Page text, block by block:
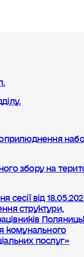
збору на
сесії від
структури,
комунального
послуг»